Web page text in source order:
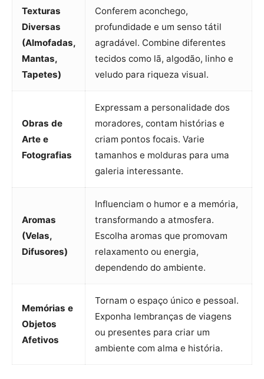
Texturas
Diversas
(Almofadas,
Mantas,
Tapetes)
Conferem aconchego,
profundidade e um senso tátil
agradável. Combine diferentes
tecidos como lã, algodão, linho e
veludo para riqueza visual.
Obras de
Arte e
Fotografias
Expressam a personalidade dos
moradores, contam histórias e
criam pontos focais. Varie
tamanhos e molduras para uma
galeria interessante.
Aromas
(Velas,
Difusores)
Influenciam o humor e a memória,
transformando a atmosfera.
Escolha aromas que promovam
relaxamento ou energia,
dependendo do ambiente.
Memórias e
Objetos
Afetivos
Tornam o espaço único e pessoal.
Exponha lembranças de viagens
ou presentes para criar um
ambiente com alma e história.